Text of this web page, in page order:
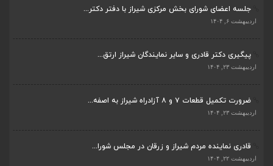
جلسه اعضای شورای بخش مرکزی شیراز با دفتر دکتر...
اردیبهشت ۶, ۱۴۰۴
پیگیری دکتر قادری و سایر نمایندگان شیراز ارتق...
اردیبهشت ۲۳, ۱۴۰۴
ضرورت تکمیل قطعات ۷ و ۸ آزادراه شیراز به اصفه...
اردیبهشت ۲۳, ۱۴۰۴
قادری نماینده مردم شیراز و زرقان در مجلس شورا...
اردیبهشت ۲۲, ۱۴۰۴